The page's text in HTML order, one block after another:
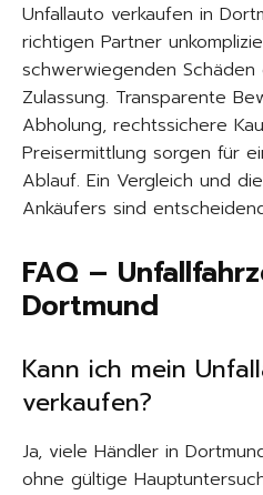
Unfallauto verkaufen in
richtigen Partner
schwerwiegenden
Zulassung. Transparente
Abholung, rechtssichere
Preisermittlung sorgen für
Ablauf. Ein Vergleich und
Ankäufers sind
FAQ –
Dortmund
Kann ich mein
verkaufen?
Ja, viele Händler in
ohne gültige